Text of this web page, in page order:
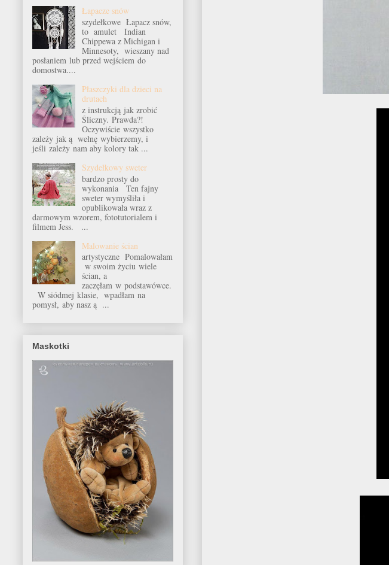
Łapacze snów
szydełkowe Łapacz snów,
to amulet Indian
Chippewa z Michigan i
Minnesoty, wieszany nad
posłaniem lub przed wejściem do
domostwa....
Płaszczyki dla dzieci na
drutach
z instrukcją jak zrobić
Śliczny. Prawda?!
Oczywiście wszystko
zależy jak ą wełnę wybierzemy, i
jeśli zależy nam aby kolory tak ...
Szydełkowy sweter
bardzo prosty do
wykonania Ten fajny
sweter wymyśliła i
opublikowała wraz z
darmowym wzorem, fototutorialem i
filmem Jess. ...
Malowanie ścian
artystyczne Pomalowałam
w swoim życiu wiele
ścian, a
zaczęłam w podstawówce.
W siódmej klasie, wpadłam na
pomysł, aby nasz ą ...
Maskotki